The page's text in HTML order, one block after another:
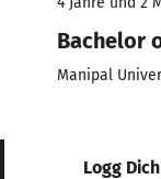
Bachelor
Manipal
Logg